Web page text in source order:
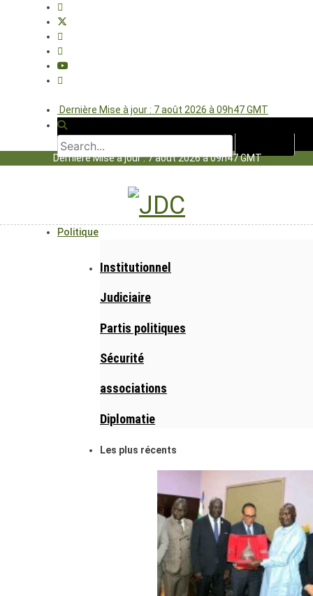
Dernière Mise à jour : 7 août 2026 à 09h47 GMT
Dernière Mise à jour : 7 août 2026 à 09h47 GMT
Politique
Institutionnel
Judiciaire
Partis politiques
Sécurité
associations
Diplomatie
Les plus récents